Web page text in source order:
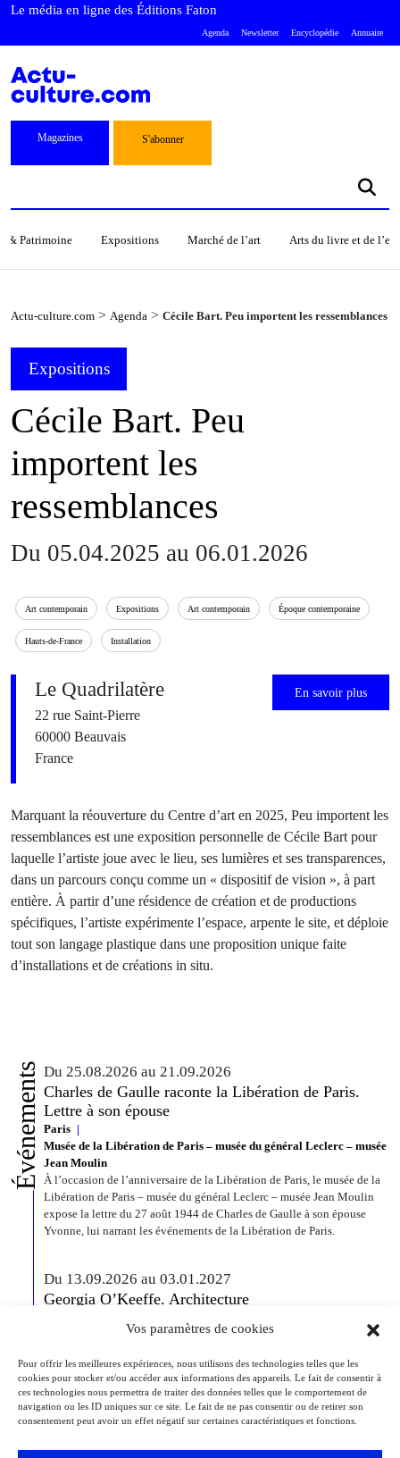
Vos paramètres de cookies
Pour offrir les meilleures expériences, nous utilisons des technologies telles que les
cookies pour stocker et/ou accéder aux informations des appareils. Le fait de consentir à
ces technologies nous permettra de traiter des données telles que le comportement de
navigation ou les ID uniques sur ce site. Le fait de ne pas consentir ou de retirer son
consentement peut avoir un effet négatif sur certaines caractéristiques et fonctions.
Le média en ligne des Éditions Faton
Agenda Newsletter Encyclopédie Annuaire
Magazines S'abonner
& Patrimoine Expositions Marché de l’art Arts du livre et de
Actu-culture.com > Agenda > Cécile Bart. Peu importent les ressemblances
Expositions
Cécile Bart. Peu
importent les
ressemblances
Du 05.04.2025 au 06.01.2026
Art contemporain Expositions Art contemporain Époque contemporaine
Hauts-de-France Installation
Le Quadrilatère
22 rue Saint-Pierre
60000 Beauvais
France
En savoir plus
Marquant la réouverture du Centre d’art en 2025, Peu importent les
ressemblances est une exposition personnelle de Cécile Bart pour
laquelle l’artiste joue avec le lieu, ses lumières et ses transparences,
dans un parcours conçu comme un « dispositif de vision », à part
entière. À partir d’une résidence de création et de productions
spécifiques, l’artiste expérimente l’espace, arpente le site, et déploie
tout son langage plastique dans une proposition unique faite
d’installations et de créations in situ.
Événements Du 25.08.2026 au 21.09.2026
Charles de Gaulle raconte la Libération de Paris.
Lettre à son épouse
Paris
Musée de la Libération de Paris – musée du général Leclerc – musée
Jean Moulin
À l’occasion de l’anniversaire de la Libération de Paris, le musée de la
Libération de Paris – musée du général Leclerc – musée Jean Moulin
expose la lettre du 27 août 1944 de Charles de Gaulle à son épouse
Yvonne, lui narrant les événements de la Libération de Paris.
Du 13.09.2026 au 03.01.2027
Georgia O’Keeffe. Architecture
« Georgia O’Keeffe. Architecture » est une exposition novatrice qui
1920 et 1960. Pionnière de l’art moderne, O’Keeffe a célébré la beauté
et la complexité des environnements bâtis qu’elle a habités à travers
ces œuvres remarquables. Tout au long de sa longue carrière, l’artiste a
puisé son inspiration dans […]